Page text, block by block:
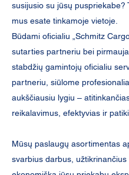
susijusio su jūsų puspriekabe?
mus esate tinkamoje vietoje.
Būdami oficialiu „Schmitz
sutarties partneriu bei
stabdžių gamintojų oficialiu
partneriu, siūlome
aukščiausiu lygiu –
reikalavimus, efektyvias ir
Mūsų paslaugų asortimentas
svarbius darbus, užtikrinančius